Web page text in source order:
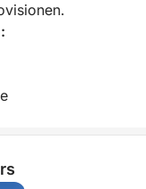
zum
lokale